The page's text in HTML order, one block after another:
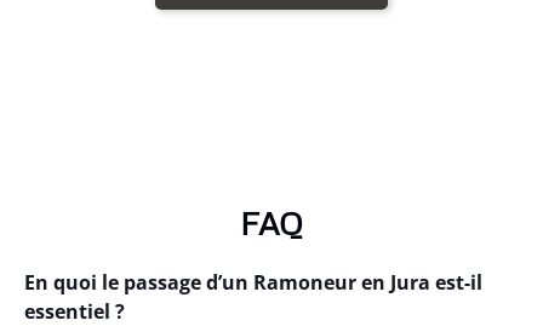
FAQ
En quoi le passage d’un Ramoneur en Jura est-il
essentiel ?